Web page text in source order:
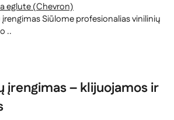
eglute (Chevron)
Siūlome profesionalias vinilinių
..
įrengimas – klijuojamos ir